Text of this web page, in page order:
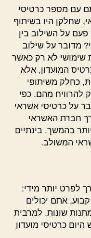
עם מספר כרטיסי
שחלקן היו בשיתוף
על השילוב בין
מדובר על שילוב
שימושי לא רק כאשר
המועדון, אלא
כחלק משיתופי
להרוויח מהם. כפי
על כרטיסי אשראי
חברת האשראי
בהמשך. בינתיים
המשולב.
לפרט יותר מידי:
אתם יכולים
שונות. למרבית
כרטיסי מועדון